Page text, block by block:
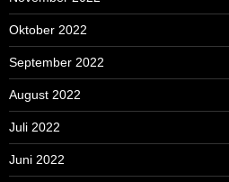
Oktober 2022
September 2022
August 2022
Juli 2022
Juni 2022